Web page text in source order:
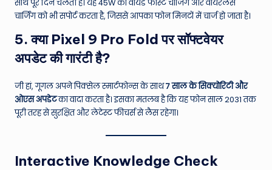
साथ पूरे दिन चलती है।यह 45W की वायर्ड फास्ट चार्जिंग और वायरलेस
चार्जिंग को भी सपोर्ट करता है, जिससे आपका फोन मिनटों में चार्ज हो जाता है।
5. क्या Pixel 9 Pro Fold पर सॉफ्टवेयर
अपडेट की गारंटी है?
जी हां, गूगल अपने पिक्सेल स्मार्टफोन्स के साथ7 साल के सिक्योरिटी और
ओएस अपडेटका वादा करता है। इसका मतलब है कि यह फोन साल 2031 तक
पूरी तरह से सुरक्षित और लेटेस्ट फीचर्स से लैस रहेगा।
Interactive Knowledge Check